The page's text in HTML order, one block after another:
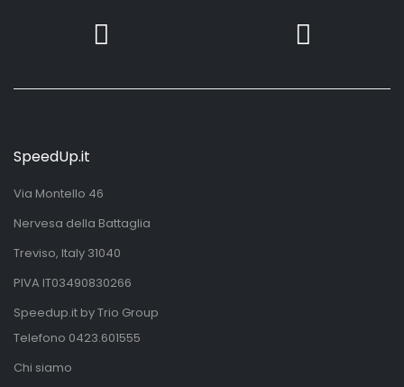
SpeedUp.it
Via Montello 46
Nervesa della Battaglia
Treviso, Italy 31040
PIVA IT03490830266
Speedup.it by Trio Group
Telefono 0423.601555
Chi siamo